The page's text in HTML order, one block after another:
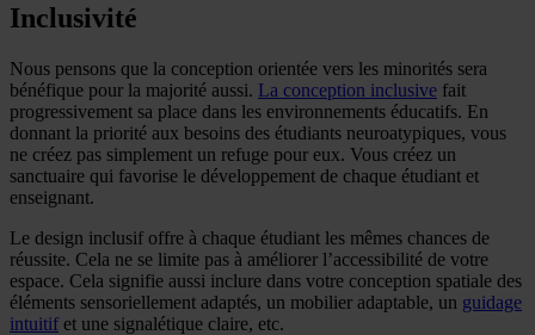
Inclusivité
Nous pensons que la conception orientée vers les minorités sera
bénéfique pour la majorité aussi. La conception inclusive fait
progressivement sa place dans les environnements éducatifs. En
donnant la priorité aux besoins des étudiants neuroatypiques, vous
ne créez pas simplement un refuge pour eux. Vous créez un
sanctuaire qui favorise le développement de chaque étudiant et
enseignant.
Le design inclusif offre à chaque étudiant les mêmes chances de
réussite. Cela ne se limite pas à améliorer l’accessibilité de votre
espace. Cela signifie aussi inclure dans votre conception spatiale des
éléments sensoriellement adaptés, un mobilier adaptable, un guidage
intuitif et une signalétique claire, etc.